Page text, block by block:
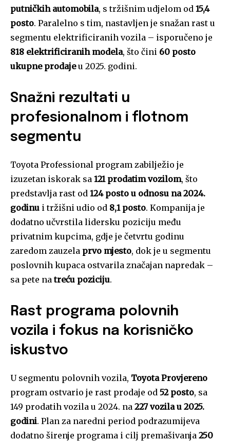
putničkih automobila, s tržišnim udjelom od 15,4
posto. Paralelno s tim, nastavljen je snažan rast u
segmentu elektrificiranih vozila – isporučeno je
818 elektrificiranih modela, što čini 60 posto
ukupne prodajeu 2025. godini.
Snažni rezultati u
profesionalnom i flotnom
segmentu
Toyota Professional program zabilježio je
izuzetan iskorak sa 121 prodatim vozilom, što
predstavlja rast od 124 posto u odnosu na 2024.
godinu i tržišni udio od 8,1 posto. Kompanija je
dodatno učvrstila lidersku poziciju među
privatnim kupcima, gdje je četvrtu godinu
zaredom zauzela prvo mjesto, dok je u segmentu
poslovnih kupaca ostvarila značajan napredak –
sa pete natreću poziciju.
Rast programa polovnih
vozila i fokus na korisničko
iskustvo
U segmentu polovnih vozila, Toyota Provjereno
program ostvario je rast prodaje od 52 posto, sa
149 prodatih vozila u 2024. na 227 vozila u 2025.
godini. Plan za naredni period podrazumijeva
dodatno širenje programa i cilj premašivanja 250